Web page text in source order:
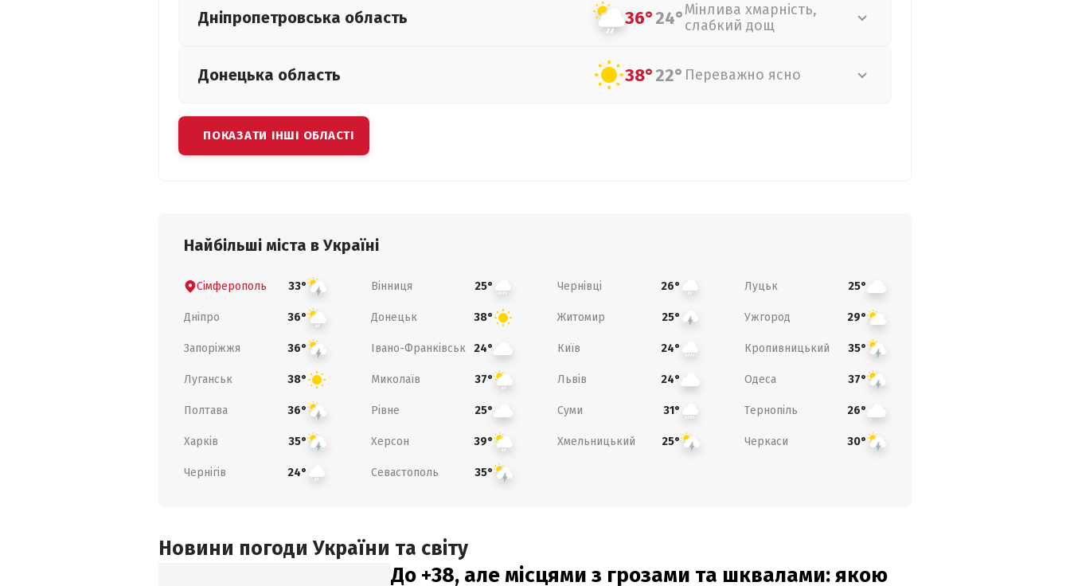
Дніпропетровська область 36°24°Мінлива хмарність,
слабкий дощ
Донецька область 38°22° Переважно ясно
ПОКАЗАТИ ІНШІ ОБЛАСТІ
Найбільші міста в Україні
Сімферополь 33° Вінниця 25° Чернівці 26° Луцьк 25°
Дніпро 36° Донецьк 38° Житомир 25° Ужгород 29°
Запоріжжя 36° Івано-Франківськ 24° Київ 24° Кропивницький 35°
Луганськ 38° Миколаїв 37° Львів 24° Одеса 37°
Полтава 36° Рівне 25° Суми 31° Тернопіль 26°
Харків 35° Херсон 39° Хмельницький 25° Черкаси 30°
Чернігів 24° Севастополь 35°
Новини погоди України та світу
До +38, але місцями з грозами та шквалами: якою